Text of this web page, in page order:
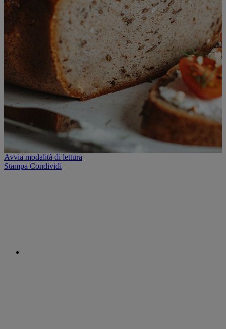
Avvia modalità di lettura
Stampa Condividi